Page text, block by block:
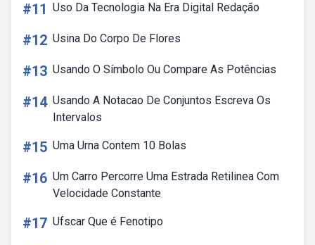
#11 Uso Da Tecnologia Na Era Digital Redação
#12 Usina Do Corpo De Flores
#13 Usando O Símbolo Ou Compare As Potências
#14 Usando A Notacao De Conjuntos Escreva Os
Intervalos
#15 Uma Urna Contem 10 Bolas
#16 Um Carro Percorre Uma Estrada Retilinea Com
Velocidade Constante
#17 Ufscar Que é Fenotipo